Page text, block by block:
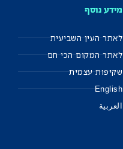
מידע נוסף
לאתר העין השביעית
לאתר המקום הכי חם
שקיפות עצמית
English
العربية